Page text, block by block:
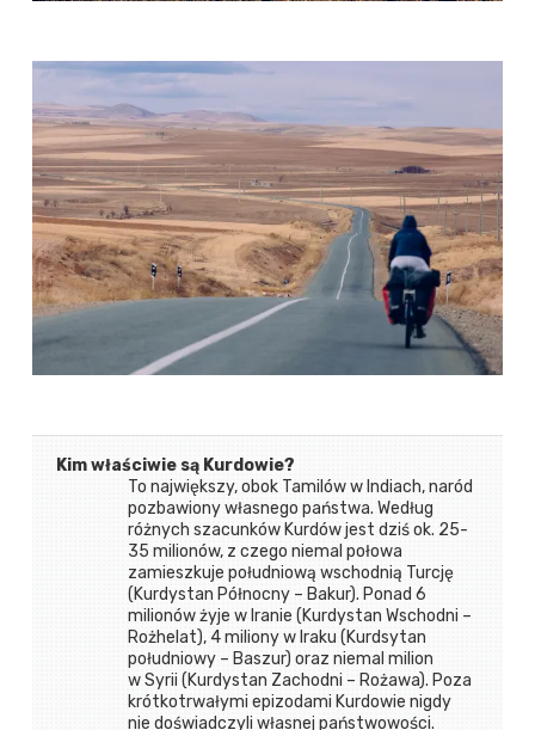
Kim właściwie są Kurdowie?
To największy, obok Tamilów w Indiach, naród
pozbawiony własnego państwa. Według
różnych szacunków Kurdów jest dziś ok. 25-
35 milionów, z czego niemal połowa
zamieszkuje południową wschodnią Turcję
(Kurdystan Północny – Bakur). Ponad 6
milionów żyje w Iranie (Kurdystan Wschodni –
Rożhelat), 4 miliony w Iraku (Kurdsytan
południowy – Baszur) oraz niemal milion
w Syrii (Kurdystan Zachodni – Rożawa). Poza
krótkotrwałymi epizodami Kurdowie nigdy
nie doświadczyli własnej państwowości.